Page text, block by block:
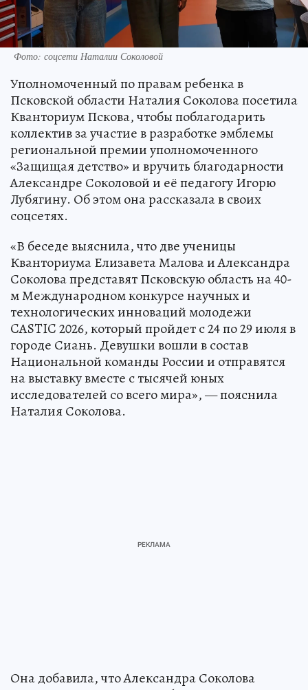
Фото: соцсети Наталии Соколовой
Уполномоченный по правам ребенка в
Псковской области Наталия Соколова посетила
Кванториум Пскова, чтобы поблагодарить
коллектив за участие в разработке эмблемы
региональной премии уполномоченного
«Защищая детство» и вручить благодарности
Александре Соколовой и её педагогу Игорю
Лубягину. Об этом она рассказала в своих
соцсетях.
«В беседе выяснила, что две ученицы
Кванториума Елизавета Малова и Александра
Соколова представят Псковскую область на 40-
м Международном конкурсе научных и
технологических инноваций молодежи
CASTIC 2026, который пройдет с 24 по 29 июля в
городе Сиань. Девушки вошли в состав
Национальной команды России и отправятся
на выставку вместе с тысячей юных
исследователей со всего мира», — пояснила
Наталия Соколова.
Она добавила, что Александра Соколова